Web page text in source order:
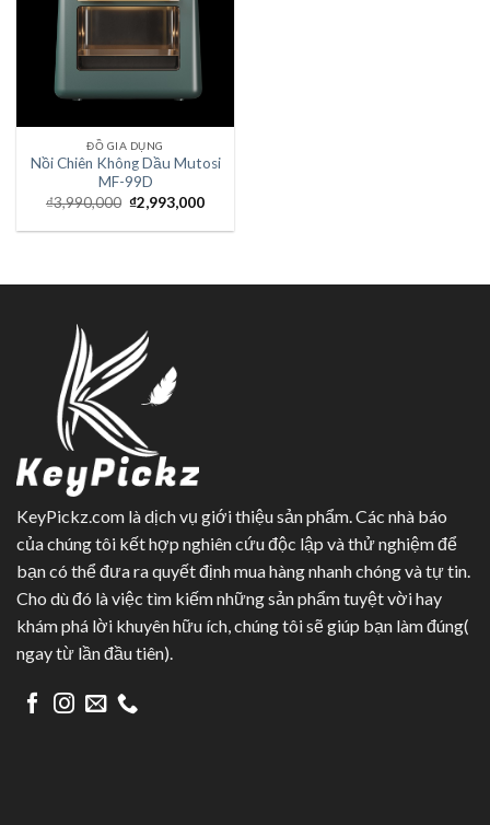
ĐỒ GIA DỤNG
Nồi Chiên Không Dầu Mutosi
MF-99D
₫3,990,000 ₫2,993,000
KeyPickz.com là dịch vụ giới thiệu sản phẩm. Các nhà báo
của chúng tôi kết hợp nghiên cứu độc lập và thử nghiệm để
bạn có thể đưa ra quyết định mua hàng nhanh chóng và tự tin.
Cho dù đó là việc tìm kiếm những sản phẩm tuyệt vời hay
khám phá lời khuyên hữu ích, chúng tôi sẽ giúp bạn làm đúng(
ngay từ lần đầu tiên).